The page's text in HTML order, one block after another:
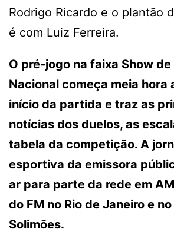
Rodrigo Ricardo e o plantão
é com Luiz Ferreira.
O pré-jogo na faixa Show de
Nacional começa meia hora
início da partida e traz as
notícias dos duelos, as
tabela da competição. A
esportiva da emissora
ar para parte da rede em
do FM no Rio de Janeiro e
Solimões.